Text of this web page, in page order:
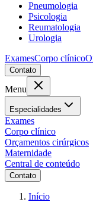
Pneumologia
Psicologia
Reumatologia
Urologia
ExamesCorpo clínico
Contato
Menu
Especialidades
Exames
Corpo clínico
Orçamentos cirúrgicos
Maternidade
Central de conteúdo
Contato
Início